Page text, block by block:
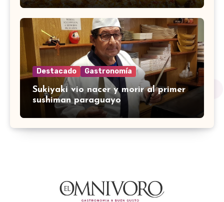
Destacado Gastronomía
Sukiyaki vio nacer y morir al primer
sushiman paraguayo